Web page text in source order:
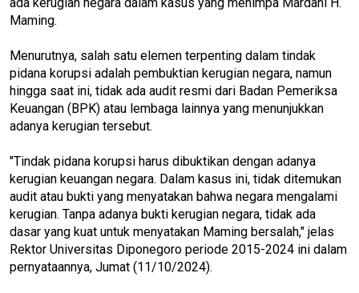
Maming.
Menurutnya, salah satu elemen terpenting dalam tindak
pidana korupsi adalah pembuktian kerugian negara, namun
hingga saat ini, tidak ada audit resmi dari Badan Pemeriksa
Keuangan (BPK) atau lembaga lainnya yang menunjukkan
adanya kerugian tersebut.
"Tindak pidana korupsi harus dibuktikan dengan adanya
kerugian keuangan negara. Dalam kasus ini, tidak ditemukan
audit atau bukti yang menyatakan bahwa negara mengalami
kerugian. Tanpa adanya bukti kerugian negara, tidak ada
dasar yang kuat untuk menyatakan Maming bersalah," jelas
Rektor Universitas Diponegoro periode 2015-2024 ini dalam
pernyataannya, Jumat (11/10/2024).